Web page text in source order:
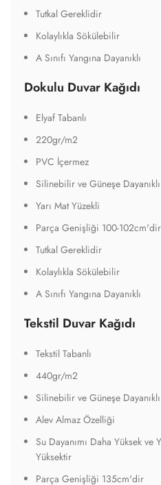
Tutkal Gereklidir
Kolaylıkla Sökülebilir
A Sınıfı Yangına Dayanıklı
Dokulu Duvar Kağıdı
Elyaf Tabanlı
220gr/m2
PVC İçermez
Silinebilir ve Güneşe Dayanıklı
Yarı Mat Yüzekli
Parça Genişliği 100-102cm'dir
Tutkal Gereklidir
Kolaylıkla Sökülebilir
A Sınıfı Yangına Dayanıklı
Tekstil Duvar Kağıdı
Tekstil Tabanlı
440gr/m2
Silinebilir ve Güneşe Dayanıklı
Alev Almaz Özelliği
Su Dayanımı Daha Yüksek ve
Yüksektir
Parça Genişliği 135cm'dir